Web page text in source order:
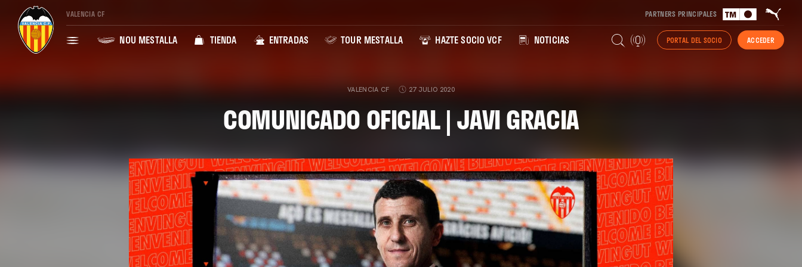
VALENCIA CF PARTNERS PRINCIPALES
NOU MESTALLA TIENDA ENTRADAS TOUR MESTALLA HAZTE SOCIO VCF NOTICIAS PORTAL DEL SOCIO ACCEDER
VALENCIA CF 27 JULIO 2020
COMUNICADO OFICIAL | JAVI GRACIA